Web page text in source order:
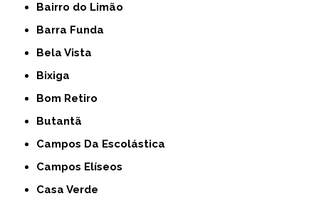
Bairro do Limão
Barra Funda
Bela Vista
Bixiga
Bom Retiro
Butantã
Campos Da Escolástica
Campos Elíseos
Casa Verde